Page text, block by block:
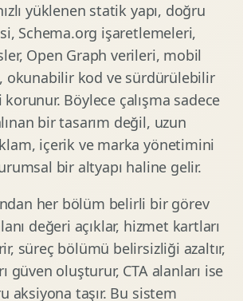
yüklenen statik yapı, doğru
Schema.org işaretlemeleri,
Open Graph verileri, mobil
okunabilir kod ve sürdürülebilir
Böylece çalışma sadece
bir tasarım değil, uzun
içerik ve marka yönetimini
bir altyapı haline gelir.
her bölüm belirli bir görev
değeri açıklar, hizmet kartları
süreç bölümü belirsizliği azaltır,
güven oluşturur, CTA alanları ise
aksiyona taşır. Bu sistem